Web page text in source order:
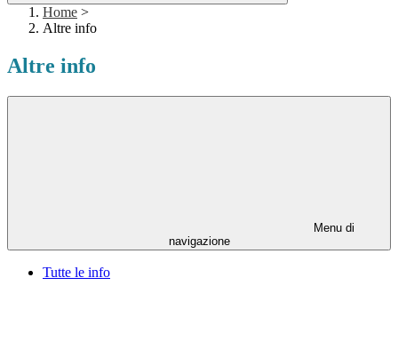
Home >
Altre info
Altre info
Menu di
navigazione
Tutte le info